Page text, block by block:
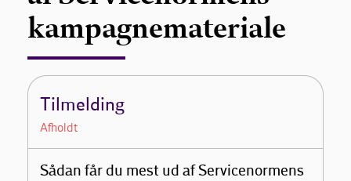
kampagnemateriale
Tilmelding
Afholdt
Sådan får du mest ud af Servicenormens